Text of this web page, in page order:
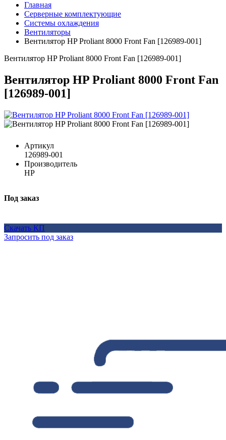
Главная
Серверные комплектующие
Системы охлаждения
Вентиляторы
Вентилятор HP Proliant 8000 Front Fan [126989-001]
Вентилятор HP Proliant 8000 Front Fan [126989-001]
Вентилятор HP Proliant 8000 Front Fan
[126989-001]
Артикул
126989-001
Производитель
HP
Под заказ
Скачать КП
Запросить под заказ